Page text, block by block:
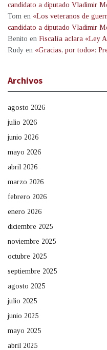
candidato a diputado Vladimir
Tom en «Los veteranos de
candidato a diputado Vladimir
Benito en Fiscalía aclara «Ley
Rudy en «Gracias, por todo»:
Archivos
agosto 2026
julio 2026
junio 2026
mayo 2026
abril 2026
marzo 2026
febrero 2026
enero 2026
diciembre 2025
noviembre 2025
octubre 2025
septiembre 2025
agosto 2025
julio 2025
junio 2025
mayo 2025
abril 2025